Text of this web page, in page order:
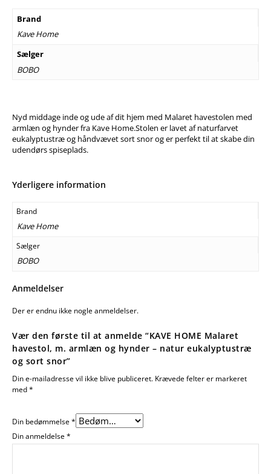
Brand
Kave Home
Sælger
BOBO
Nyd middage inde og ude af dit hjem med Malaret havestolen med
armlæn og hynder fra Kave Home.Stolen er lavet af naturfarvet
eukalyptustræ og håndvævet sort snor og er perfekt til at skabe din
udendørs spiseplads.
Yderligere information
Brand
Kave Home
Sælger
BOBO
Anmeldelser
Der er endnu ikke nogle anmeldelser.
Vær den første til at anmelde “KAVE HOME Malaret
havestol, m. armlæn og hynder – natur eukalyptustræ
og sort snor”
Din e-mailadresse vil ikke blive publiceret. Krævede felter er markeret
med*
Din bedømmelse*
Din anmeldelse*